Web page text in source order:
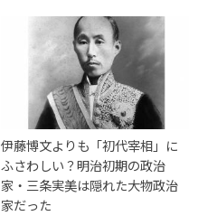
伊藤博文よりも「初代宰相」に
ふさわしい？明治初期の政治
家・三条実美は隠れた大物政治
家だった